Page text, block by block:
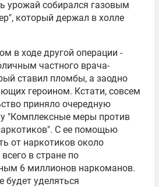
урожай собирался газовым
который держал в холле
в ходе другой операции -
частного врача-
ставил пломбы, а заодно
героином. Кстати, совсем
приняло очередную
"Комплексные меры против
С ее помощью
от наркотиков около
в стране по
6 миллионов наркоманов.
будет уделяться